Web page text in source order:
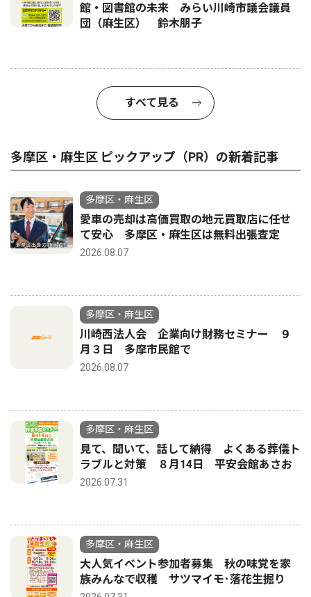
館・図書館の未来 みらい川崎市議会議員
団（麻生区） 鈴木朋子
すべて見る
多摩区・麻生区 ピックアップ（PR）の新着記事
多摩区・麻生区
愛車の売却は高価買取の地元買取店に任せ
て安心 多摩区・麻生区は無料出張査定
2026.08.07
多摩区・麻生区
川崎西法人会 企業向け財務セミナー ９
月３日 多摩市民館で
2026.08.07
多摩区・麻生区
見て、聞いて、話して納得 よくある葬儀ト
ラブルと対策 ８月14日 平安会館あさお
2026.07.31
多摩区・麻生区
大人気イベント参加者募集 秋の味覚を家
族みんなで収穫 サツマイモ･落花生掘り